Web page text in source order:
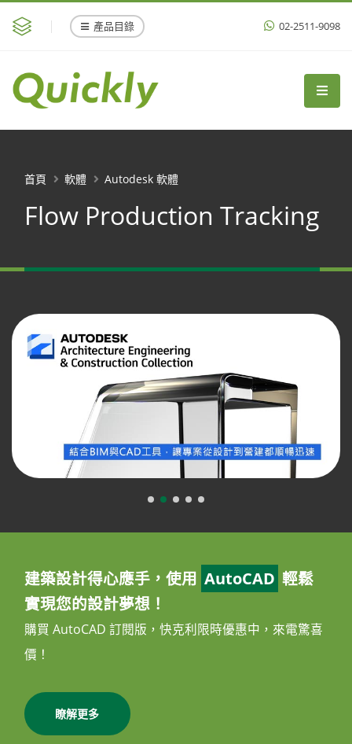
產品目錄 02-2511-9098
Flow Production Tracking
首頁 軟體 Autodesk 軟體
建築設計得心應手，使用 AutoCAD 輕鬆
實現您的設計夢想！
購買 AutoCAD 訂閱版，快克利限時優惠中，來電驚喜
價！
瞭解更多